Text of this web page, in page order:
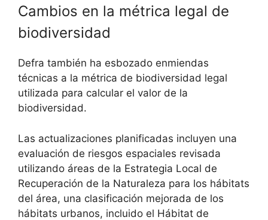
Cambios en la métrica legal de
biodiversidad
Defra también ha esbozado enmiendas
técnicas a la métrica de biodiversidad legal
utilizada para calcular el valor de la
biodiversidad.
Las actualizaciones planificadas incluyen una
evaluación de riesgos espaciales revisada
utilizando áreas de la Estrategia Local de
Recuperación de la Naturaleza para los hábitats
del área, una clasificación mejorada de los
hábitats urbanos, incluido el Hábitat de